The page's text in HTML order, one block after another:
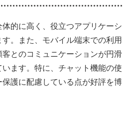
的に高く、役立つアプリケーシ
。また、モバイル端末での利用
とのコミュニケーションが円滑
ます。特に、チャット機能の使
護に配慮している点が好評を博